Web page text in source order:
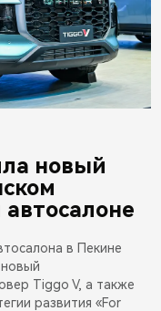
новый
в Пекине
Tiggo V, а также
развития «For